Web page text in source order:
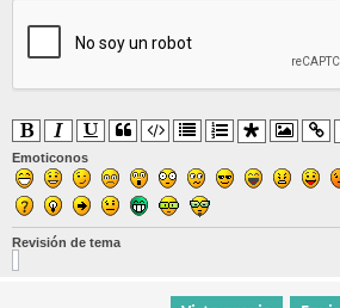
Emoticonos
Revisión de tema